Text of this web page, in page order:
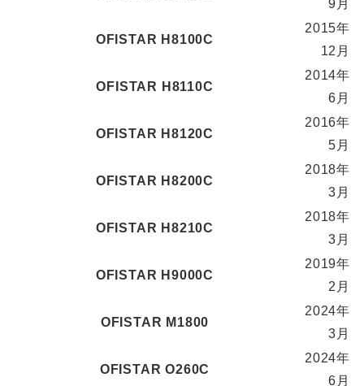
9月
OFISTAR H8100C
2015年
12月
OFISTAR H8110C
2014年
6月
OFISTAR H8120C
2016年
5月
OFISTAR H8200C
2018年
3月
OFISTAR H8210C
2018年
3月
OFISTAR H9000C
2019年
2月
OFISTAR M1800
2024年
3月
OFISTAR O260C
2024年
6月